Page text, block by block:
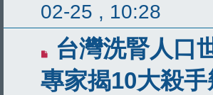
02-25 , 10:28
台灣洗腎人口
專家揭10大殺